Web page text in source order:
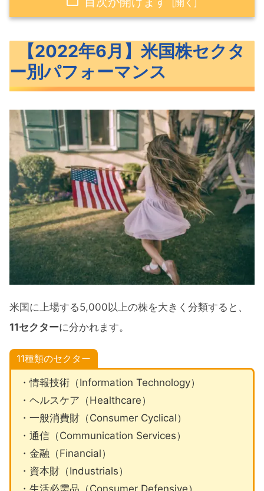
マンス
【1ヶ月（6月）】セクター別パフォー
【3ヶ月（2022年4月～2022年6月）】
セクター別パフォーマンス
【年初来（2022年1月～2022年6
月）】セクター別パフォーマンス
【1年（2021年7月～2022年6月）】セ
クター別パフォーマンス
おすすめのセクターETF11銘柄とチャート比
較
セクターETF比較チャート
め
【2022年6月】米国株セクタ
ー別パフォーマンス
米国に上場する5,000以上の株を大きく分類すると、
11セクターに分かれます。
11種類のセクター
・情報技術（Information Technology）
・ヘルスケア（Healthcare）
・一般消費財（Consumer Cyclical）
・通信（Communication Services）
・金融（Financial）
・資本財（Industrials）